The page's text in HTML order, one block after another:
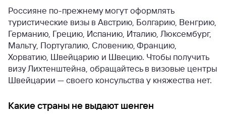
Россияне по-прежнему могут оформлять
туристические визы в Австрию, Болгарию, Венгрию,
Германию, Грецию, Испанию, Италию, Люксембург,
Мальту, Португалию, Словению, Францию,
Хорватию, Швейцарию и Швецию. Чтобы получить
визу Лихтенштейна, обращайтесь в визовые центры
Швейцарии — своего консульства у княжества нет.
Какие страны не выдают шенген